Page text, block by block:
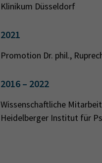
Klinikum Düsseldorf
2021
Promotion Dr. phil.,
2016 – 2022
Wissenschaftliche
Heidelberger Institut für